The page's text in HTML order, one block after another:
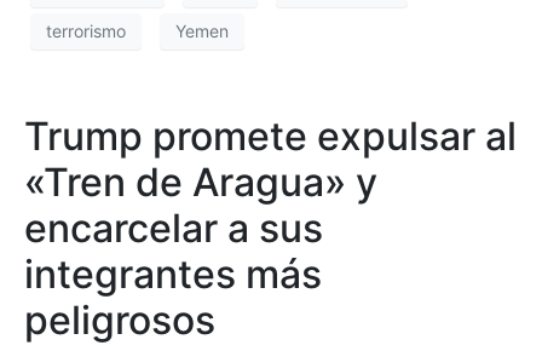
terrorismo Yemen
Trump promete expulsar al
«Tren de Aragua» y
encarcelar a sus
integrantes más
peligrosos